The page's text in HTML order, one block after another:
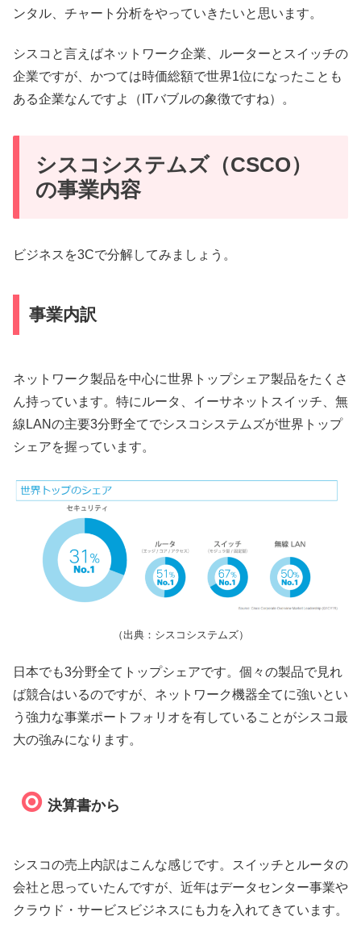
ンタル、チャート分析をやっていきたいと思います。
シスコと言えばネットワーク企業、ルーターとスイッチの
企業ですが、かつては時価総額で世界1位になったことも
ある企業なんですよ（ITバブルの象徴ですね）。
シスコシステムズ（CSCO）
の事業内容
ビジネスを3Cで分解してみましょう。
事業内訳
ネットワーク製品を中心に世界トップシェア製品をたくさ
ん持っています。特にルータ、イーサネットスイッチ、無
線LANの主要3分野全てでシスコシステムズが世界トップ
シェアを握っています。
（出典：シスコシステムズ）
日本でも3分野全てトップシェアです。個々の製品で見れ
ば競合はいるのですが、ネットワーク機器全てに強いとい
う強力な事業ポートフォリオを有していることがシスコ最
大の強みになります。
決算書から
シスコの売上内訳はこんな感じです。スイッチとルータの
会社と思っていたんですが、近年はデータセンター事業や
クラウド・サービスビジネスにも力を入れてきています。